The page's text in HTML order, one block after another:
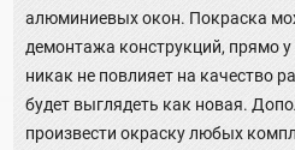
алюминиевых окон. Покраска
демонтажа конструкций, прямо
никак не повлияет на качество
будет выглядеть как новая.
произвести окраску любых